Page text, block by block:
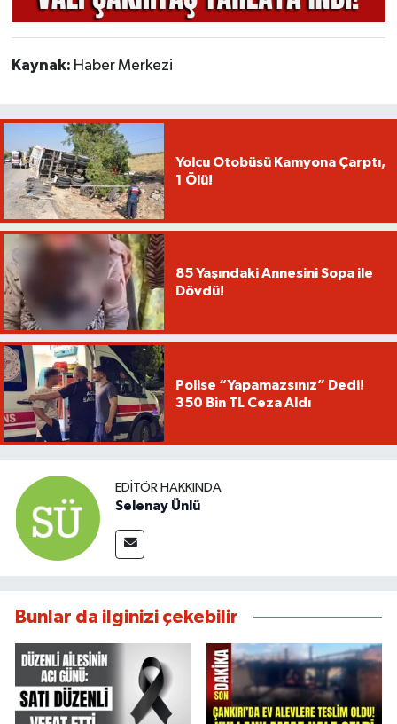
Kaynak: Haber Merkezi
Yolcu Otobüsü Kamyona Çarptı,
1 Ölü!
85 Yaşındaki Annesini Sopa ile
Dövdü!
Polise “Yapamazsınız” Dedi!
350 Bin TL Ceza Aldı
EDITÖR HAKKINDA
Selenay Ünlü
Bunlar da ilginizi çekebilir